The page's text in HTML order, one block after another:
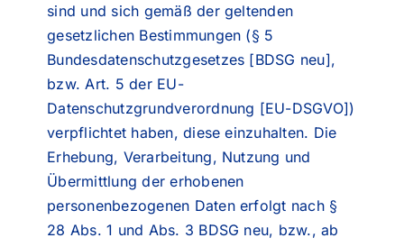
sind und sich gemäß der geltenden
gesetzlichen Bestimmungen (§ 5
Bundesdatenschutzgesetzes [BDSG neu],
bzw. Art. 5 der EU-
Datenschutzgrundverordnung [EU-DSGVO])
verpflichtet haben, diese einzuhalten. Die
Erhebung, Verarbeitung, Nutzung und
Übermittlung der erhobenen
personenbezogenen Daten erfolgt nach §
28 Abs. 1 und Abs. 3 BDSG neu, bzw., ab